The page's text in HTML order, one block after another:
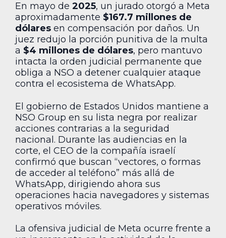
En mayo de 2025, un jurado otorgó a Meta
aproximadamente $167.7 millones de
dólares en compensación por daños. Un
juez redujo la porción punitiva de la multa
a $4 millones de dólares, pero mantuvo
intacta la orden judicial permanente que
obliga a NSO a detener cualquier ataque
contra el ecosistema de WhatsApp.
El gobierno de Estados Unidos mantiene a
NSO Group en su lista negra por realizar
acciones contrarias a la seguridad
nacional. Durante las audiencias en la
corte, el CEO de la compañía israelí
confirmó que buscan “vectores, o formas
de acceder al teléfono” más allá de
WhatsApp, dirigiendo ahora sus
operaciones hacia navegadores y sistemas
operativos móviles.
La ofensiva judicial de Meta ocurre frente a